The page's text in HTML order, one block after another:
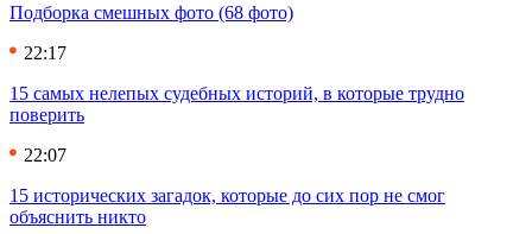
Подборка смешных фото (68 фото)
22:17
15 самых нелепых судебных историй, в которые трудно
поверить
22:07
15 исторических загадок, которые до сих пор не смог
объяснить никто